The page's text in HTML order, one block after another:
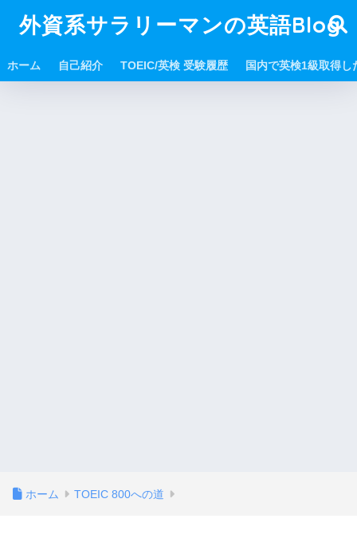
外資系サラリーマンの英語Blog
ホーム 自己紹介 TOEIC/英検 受験履歴 国内で英検1級取得し
ホーム TOEIC 800への道